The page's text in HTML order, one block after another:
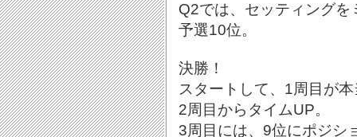
Q2では、セッティング
予選10位。
決勝！
スタートして、1周目が
2周目からタイムUP。
3周目には、9位にポジシ